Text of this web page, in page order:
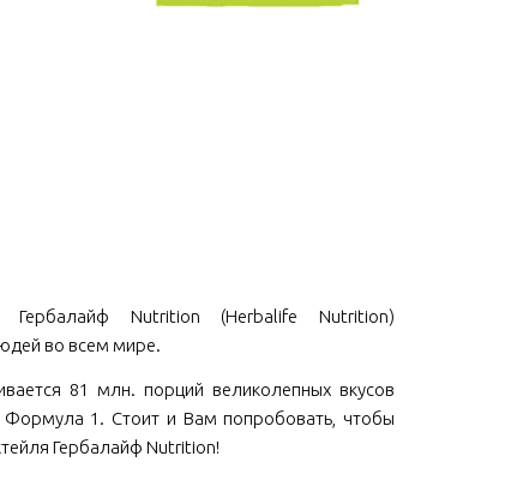
Гербалайф Nutrition (Herbalife Nutrition)
во всем мире.
81 млн. порций великолепных вкусов
Формула 1. Стоит и Вам попробовать, чтобы
Гербалайф Nutrition!